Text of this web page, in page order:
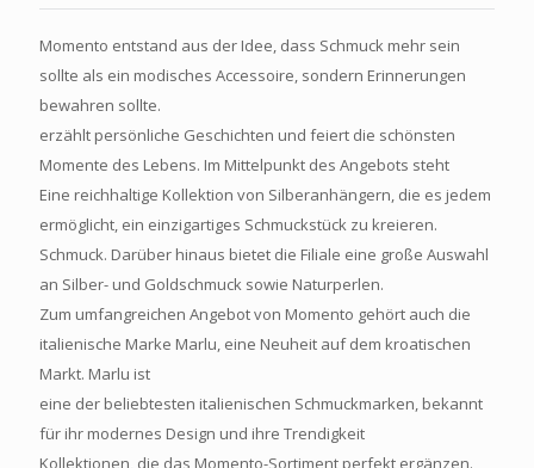
Momento entstand aus der Idee, dass Schmuck mehr sein
sollte als ein modisches Accessoire, sondern Erinnerungen
bewahren sollte.
erzählt persönliche Geschichten und feiert die schönsten
Momente des Lebens. Im Mittelpunkt des Angebots steht
Eine reichhaltige Kollektion von Silberanhängern, die es jedem
ermöglicht, ein einzigartiges Schmuckstück zu kreieren.
Schmuck. Darüber hinaus bietet die Filiale eine große Auswahl
an Silber- und Goldschmuck sowie Naturperlen.
Zum umfangreichen Angebot von Momento gehört auch die
italienische Marke Marlu, eine Neuheit auf dem kroatischen
Markt. Marlu ist
eine der beliebtesten italienischen Schmuckmarken, bekannt
für ihr modernes Design und ihre Trendigkeit
Kollektionen, die das Momento-Sortiment perfekt ergänzen.